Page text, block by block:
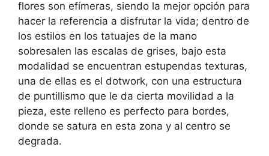
flores son efímeras, siendo la mejor opción para
hacer la referencia a disfrutar la vida; dentro de
los estilos en los tatuajes de la mano
sobresalen las escalas de grises, bajo esta
modalidad se encuentran estupendas texturas,
una de ellas es el dotwork, con una estructura
de puntillismo que le da cierta movilidad a la
pieza, este relleno es perfecto para bordes,
donde se satura en esta zona y al centro se
degrada.